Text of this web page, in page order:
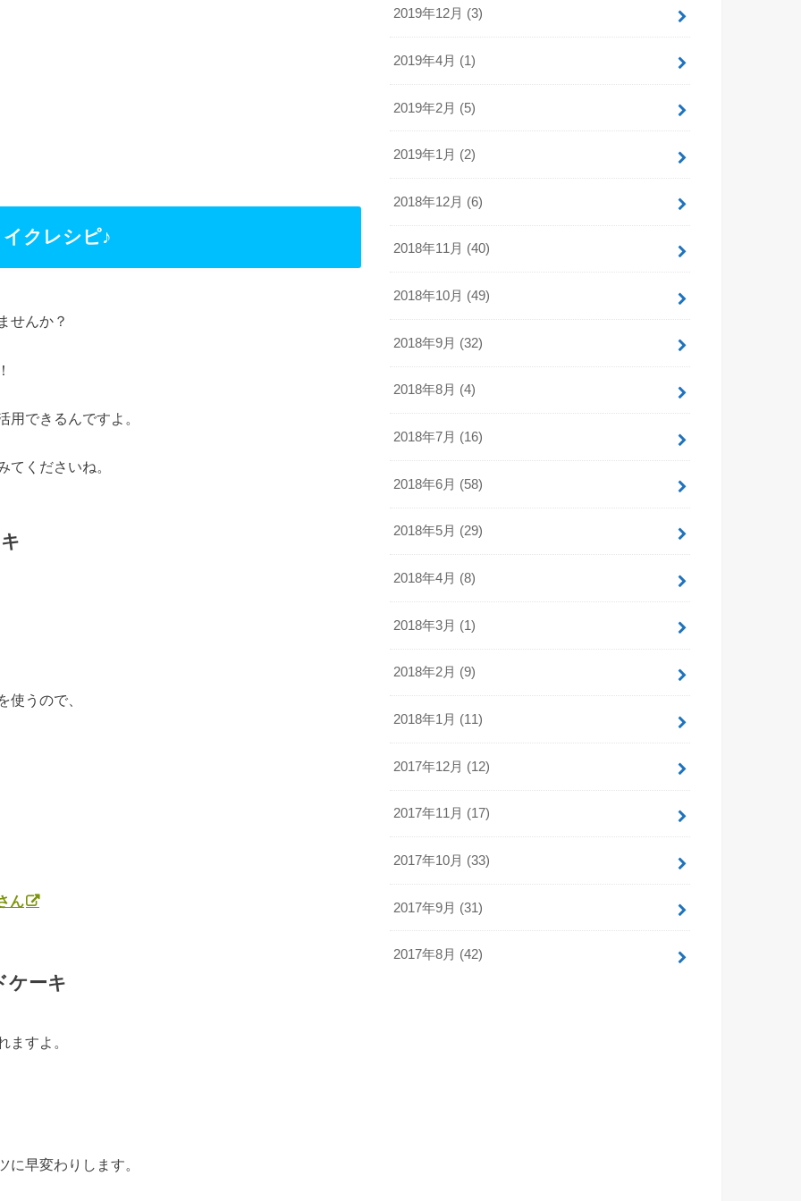
クレシピ♪
せんか？
できるんですよ。
くださいね。
使うので、
ん
ケーキ
ますよ。
早変わりします。
2019年12月 (3)
2019年4月 (1)
2019年2月 (5)
2019年1月 (2)
2018年12月 (6)
2018年11月 (40)
2018年10月 (49)
2018年9月 (32)
2018年8月 (4)
2018年7月 (16)
2018年6月 (58)
2018年5月 (29)
2018年4月 (8)
2018年3月 (1)
2018年2月 (9)
2018年1月 (11)
2017年12月 (12)
2017年11月 (17)
2017年10月 (33)
2017年9月 (31)
2017年8月 (42)